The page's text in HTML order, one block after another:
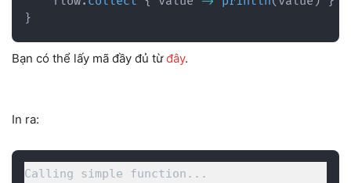
}
Bạn có thể lấy mã đầy đủ từđây.
In ra:
Calling simple function...